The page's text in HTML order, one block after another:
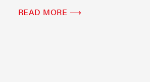
READ MORE ⟶